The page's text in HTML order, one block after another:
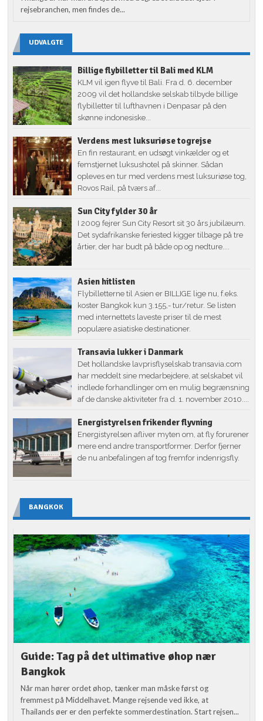
rejsebranchen, men findes de...
UDVALGTE
Billige flybilletter til Bali med KLM
KLM vil igen flyve til Bali. Fra d. 6. december
2009 vil det hollandske selskab tilbyde billige
flybilletter til lufthavnen i Denpasar på den
skønne indonesiske...
Verdens mest luksuriøse togrejse
En fin restaurant, en udsøgt vinkælder og et
femstjernet luksushotel på skinner. Sådan
opleves en tur med verdens mest luksuriøse tog,
Rovos Rail, på tværs af...
Sun City fylder 30 år
I 2009 fejrer Sun City Resort sit 30 års jubilæum.
Det sydafrikanske feriested kigger tilbage på tre
årtier, der har budt på både op og nedture....
Asien hitlisten
Flybilletterne til Asien er BILLIGE lige nu, f.eks.
koster Bangkok kun 3.155,- tur/retur. Se listen
med internettets laveste priser til de mest
populære asiatiske destinationer.
Transavia lukker i Danmark
Det hollandske lavprisflyselskab transavia.com
har meddelt sine medarbejdere, at selskabet vil
indlede forhandlinger om en mulig begrænsning
af de danske aktiviteter fra d. 1. november 2010....
Energistyrelsen frikender flyvning
Energistyrelsen afliver myten om, at fly forurener
mere end andre transportformer. Derfor fjerner
de nu anbefalingen af tog fremfor indenrigsfly.
BANGKOK
Guide: Tag på det ultimative øhop nær
Bangkok
Når man hører ordet øhop, tænker man måske først og
fremmest på Middelhavet. Mange rejsende ved ikke, at
Thailands øer er den perfekte sommerdestination. Start rejsen...